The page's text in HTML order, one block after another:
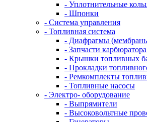
- Уплотнительные
- Шпонки
- Система управления
- Топливная система
- Диафрагмы
- Запчасти карбюратора
- Крышки топливных
- Прокладки
- Ремкомплекты
- Топливные насосы
- Электро- оборудование
- Выпрямители
- Высоковольтные